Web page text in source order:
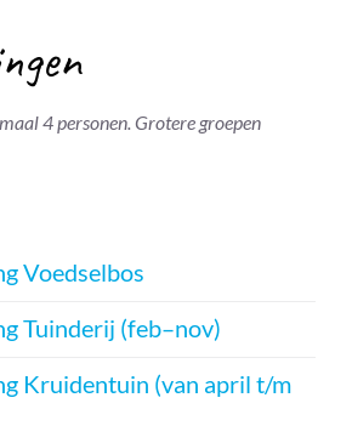
4 personen. Grotere groepen
Voedselbos
Tuinderij (feb–nov)
Kruidentuin (van april t/m